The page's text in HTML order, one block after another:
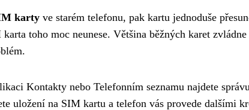
karty ve starém telefonu, pak kartu jednoduše
toho moc neunese. Většina běžných karet
Kontakty nebo Telefonním seznamu najdete
uložení na SIM kartu a telefon vás provede dalšími